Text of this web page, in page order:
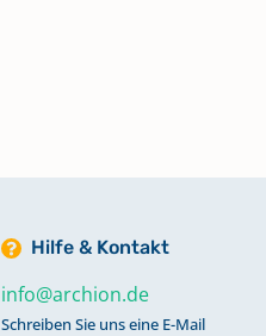
Hilfe & Kontakt
info@archion.de
Schreiben Sie uns eine E-Mail